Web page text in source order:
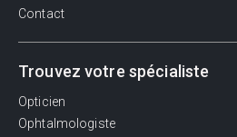
Contact
Trouvez votre spécialiste
Opticien
Ophtalmologiste